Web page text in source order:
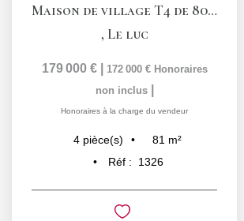
Maison de village T4 de 80,6 m2 avec garage et terrasse...
, Le luc
179 000 € 172 000 € Honoraires
non inclus
Honoraires à la charge du vendeur
4 pièce(s) 81 m²
Réf :
1326